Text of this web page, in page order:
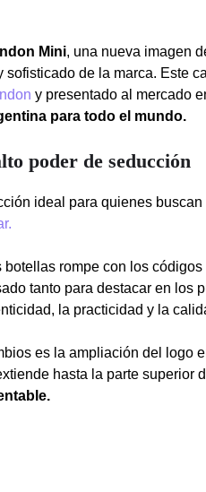
Mini, una nueva imagen
sofisticado de la marca. Este
y presentado al mercado
para todo el mundo.
poder de seducción
ideal para quienes
.
botellas rompe con los
tanto para destacar en los
la practicidad y la
es la ampliación del logo
hasta la parte superior